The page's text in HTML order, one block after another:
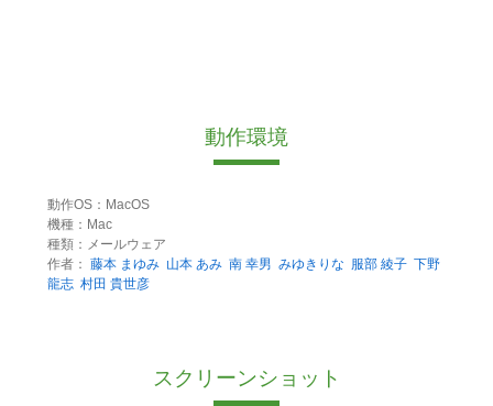
動作環境
動作OS：MacOS
機種：Mac
種類：メールウェア
作者： 藤本 まゆみ 山本 あみ 南 幸男 みゆきりな 服部 綾子 下野
龍志 村田 貴世彦
スクリーンショット